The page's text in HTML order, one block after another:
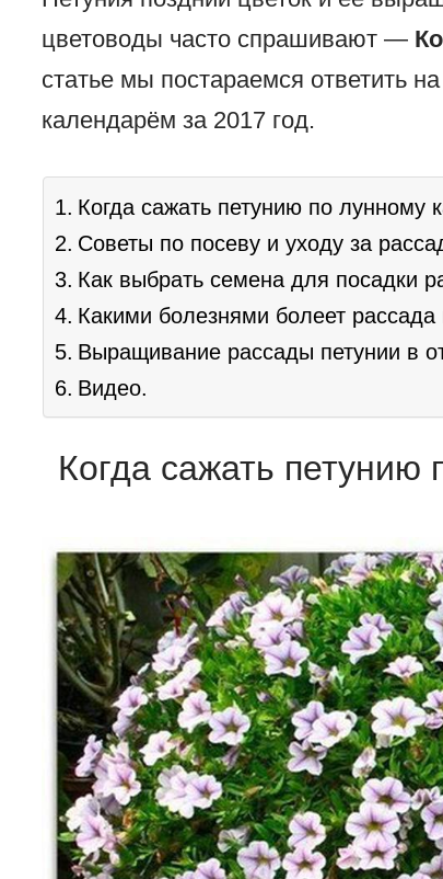
цветоводы часто спрашивают —
статье мы постараемся ответить
календарём за 2017 год.
Когда сажать петунию по лунному
Советы по посеву и уходу за
Как выбрать семена для посадки
Какими болезнями болеет рассада
Выращивание рассады петунии в
Видео.
Когда сажать